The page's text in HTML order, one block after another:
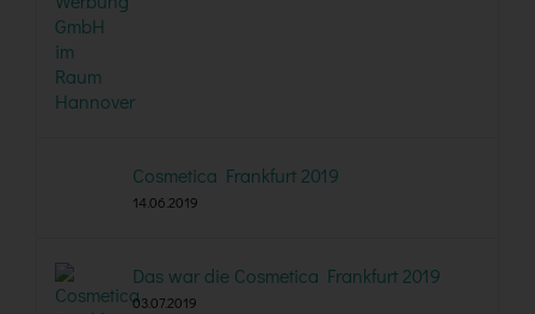
Cosmetica Frankfurt 2019
14.06.2019
Das war die Cosmetica Frankfurt 2019
03.07.2019